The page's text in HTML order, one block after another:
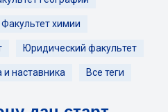
Факультет химии
Юридический факультет
и наставника Все теги